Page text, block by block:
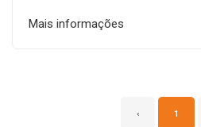
Mais informações
‹ 1